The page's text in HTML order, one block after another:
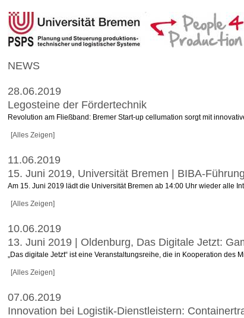
NEWS
28.06.2019
Legosteine der Fördertechnik
Revolution am Fließband: Bremer Start-up cellumation sorgt mit
[Alles Zeigen]
11.06.2019
15. Juni 2019, Universität Bremen | BIBA-
Am 15. Juni 2019 lädt die Universität Bremen ab 14:00 Uhr wieder alle
[Alles Zeigen]
10.06.2019
13. Juni 2019 | Oldenburg, Das Digitale Jetzt:
„Das digitale Jetzt“ ist eine Veranstaltungsreihe, die in Kooperation
[Alles Zeigen]
07.06.2019
Innovation bei Logistik-Dienstleistern: